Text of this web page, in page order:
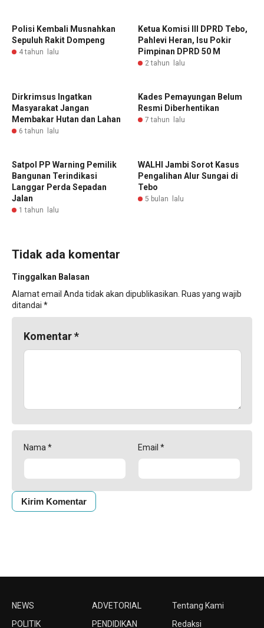
Polisi Kembali Musnahkan
Sepuluh Rakit Dompeng
4 tahun lalu
Ketua Komisi III DPRD Tebo,
Pahlevi Heran, Isu Pokir
Pimpinan DPRD 50 M
2 tahun lalu
Dirkrimsus Ingatkan
Masyarakat Jangan
Membakar Hutan dan Lahan
6 tahun lalu
Kades Pemayungan Belum
Resmi Diberhentikan
7 tahun lalu
Satpol PP Warning Pemilik
Bangunan Terindikasi
Langgar Perda Sepadan
Jalan
1 tahun lalu
WALHI Jambi Sorot Kasus
Pengalihan Alur Sungai di
Tebo
5 bulan lalu
Tidak ada komentar
Tinggalkan Balasan
Alamat email Anda tidak akan dipublikasikan. Ruas yang wajib
ditandai *
Komentar*
Nama * Email *
NEWS
POLITIK
ADVETORIAL
PENDIDIKAN
Tentang Kami
Redaksi